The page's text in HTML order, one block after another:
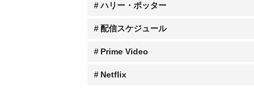
ハリー・ポッター
配信スケジュール
Prime Video
Netflix